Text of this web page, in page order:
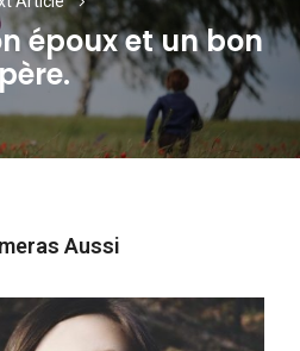
Next
post:
époux et un bon
père.
Aussi